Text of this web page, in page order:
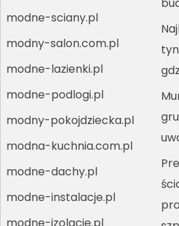
modne-sciany.pl
modny-salon.com.pl
modne-lazienki.pl
modne-podlogi.pl
modny-pokojdziecka.pl
modna-kuchnia.com.pl
modne-dachy.pl
modne-instalacje.pl
modne-izolacje.pl